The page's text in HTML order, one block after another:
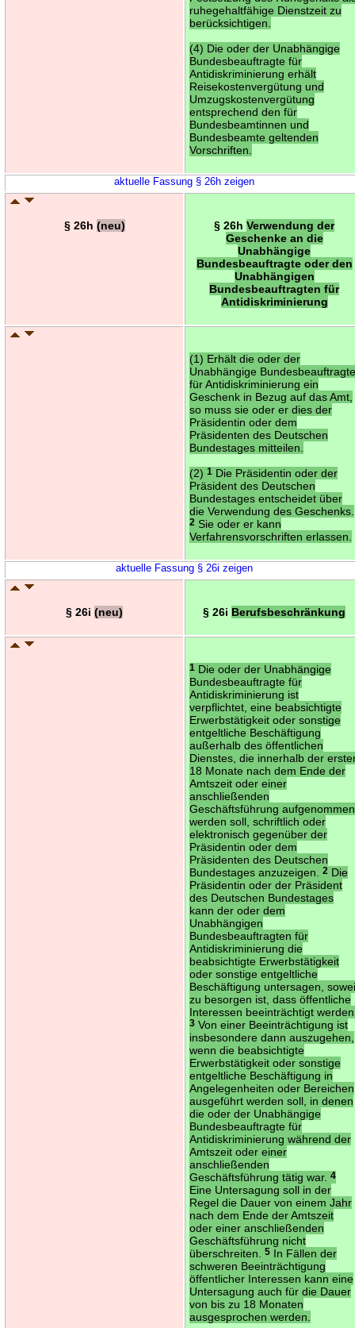
ruhegehaltfähige Dienstzeit zu
berücksichtigen.
(4) Die oder der Unabhängige
Bundesbeauftragte für
Antidiskriminierung erhält
Reisekostenvergütung und
Umzugskostenvergütung
entsprechend den für
Bundesbeamtinnen und
Bundesbeamte geltenden
Vorschriften.
aktuelle Fassung § 26h zeigen
§ 26h (neu) § 26hVerwendung der
Geschenke an die
Unabhängige
Bundesbeauftragte oder den
Unabhängigen
Bundesbeauftragten für
Antidiskriminierung
(1) Erhält die oder der
Unabhängige
für Antidiskriminierung ein
Geschenk in Bezug auf das Amt,
so muss sie oder er dies der
Präsidentin oder dem
Präsidenten des Deutschen
Bundestages mitteilen.
(2)1 Die Präsidentin oder der
Präsident des Deutschen
Bundestages entscheidet über
die Verwendung des Geschenks.
2 Sie oder er kann
Verfahrensvorschriften erlassen.
aktuelle Fassung § 26i zeigen
§ 26i(neu) § 26i Berufsbeschränkung
1 Die oder der Unabhängige
Bundesbeauftragte für
Antidiskriminierung ist
verpflichtet, eine beabsichtigte
Erwerbstätigkeit oder sonstige
entgeltliche Beschäftigung
außerhalb des öffentlichen
Dienstes, die innerhalb der
18 Monate nach dem Ende der
Amtszeit oder einer
anschließenden
Geschäftsführung aufgenommen
werden soll, schriftlich oder
elektronisch gegenüber der
Präsidentin oder dem
Präsidenten des Deutschen
Bundestages anzuzeigen.2 Die
Präsidentin oder der Präsident
des Deutschen Bundestages
kann der oder dem
Unabhängigen
Bundesbeauftragten für
Antidiskriminierung die
beabsichtigte Erwerbstätigkeit
oder sonstige entgeltliche
Beschäftigung untersagen,
zu besorgen ist, dass öffentliche
Interessen beeinträchtigt
3 Von einer Beeinträchtigung ist
insbesondere dann auszugehen,
wenn die beabsichtigte
Erwerbstätigkeit oder sonstige
entgeltliche Beschäftigung in
Angelegenheiten oder Bereichen
ausgeführt werden soll, in denen
die oder der Unabhängige
Bundesbeauftragte für
Antidiskriminierung während der
Amtszeit oder einer
anschließenden
Geschäftsführung tätig war.4
Eine Untersagung soll in der
Regel die Dauer von einem Jahr
nach dem Ende der Amtszeit
oder einer anschließenden
Geschäftsführung nicht
überschreiten.5 In Fällen der
schweren Beeinträchtigung
öffentlicher Interessen kann eine
Untersagung auch für die Dauer
von bis zu 18 Monaten
ausgesprochen werden.